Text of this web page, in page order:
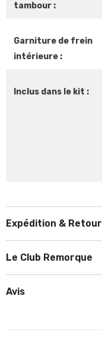
tambour :
Garniture de frein
intérieure :
Inclus dans le kit :
Expédition & Retour
Le Club Remorque
Avis